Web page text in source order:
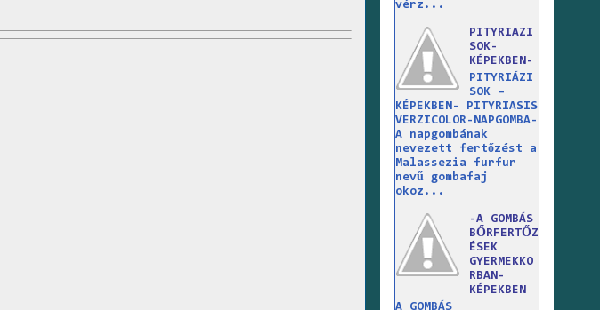
vérz...
PITYRIAZI
SOK-
KÉPEKBEN-
PITYRIÁZI
SOK –
KÉPEKBEN- PITYRIASIS
VERZICOLOR-NAPGOMBA-
A napgombának
nevezett fertőzést a
Malassezia furfur
nevű gombafaj
okoz...
-A GOMBÁS
BŐRFERTŐZ
ÉSEK
GYERMEKKO
RBAN-
KÉPEKBEN
A GOMBÁS